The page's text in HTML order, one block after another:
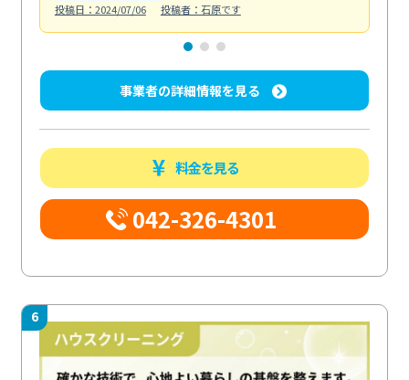
投稿日：2024/07/06
投稿者：石原です
事業者の詳細情報を見る
料金を見る
042-326-4301
6